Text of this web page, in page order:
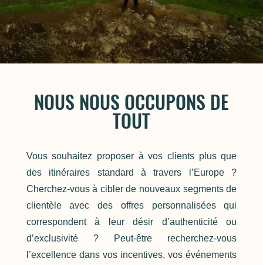
NOUS NOUS OCCUPONS DE
TOUT
Vous souhaitez proposer à vos clients plus que
des itinéraires standard à travers l’Europe ?
Cherchez-vous à cibler de nouveaux segments de
clientèle avec des offres personnalisées qui
correspondent à leur désir d’authenticité ou
d’exclusivité ? Peut-être recherchez-vous
l’excellence dans vos incentives, vos événements